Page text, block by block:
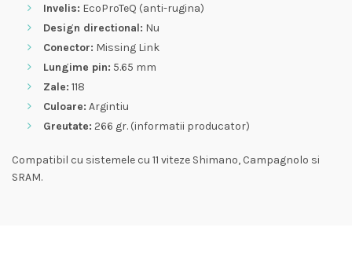
Invelis: EcoProTeQ (anti-rugina)
Design directional: Nu
Conector: Missing Link
Lungime pin: 5.65 mm
Zale: 118
Culoare: Argintiu
Greutate: 266 gr. (informatii producator)
Compatibil cu sistemele cu 11 viteze Shimano, Campagnolo si
SRAM.